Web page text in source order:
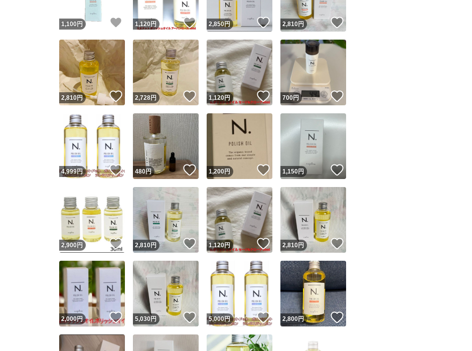
安心取引出品者 Yahoo!フリマの基準をクリアした安心・安全なユーザーです
取引実績
取引実績◯+ このユーザーはYahoo!フリマの取引を完了させた実績があります
他フリマ実績◯+ このユーザーは他フリマサービスでの取引実績があります
スピード&安心発送
※このバッジは実績に基づく表示であり、発送を保証しているものではありません
スピード＆安心発送
このユーザーは高頻度で24時間以内＆設定した発送日数内に発送してい
スピード発送 このユーザーは高頻度で24時間以内に発送しています
安心発送 このユーザーは設定した発送日数内に発送しています
商品画像の 無断転載は禁止されています
コピーは1商品につき1回です
出品ページへ
キャンセル
1,100 円 いいね！
1,120 円 いいね！
2,850円 いいね！
2,810円 いいね！
2,810円 いいね！
2,728円 いいね！
1,120円 いいね！
700円
4,999円 いいね！
480円 いいね！
1,200円 いいね！
1,150円 いいね！
2,900 円 いいね！
2,810円 いいね！
1,120円 いいね！
2,810円
2,000円 いいね！
5,030円 いいね！
5,000円 いいね！
2,800円 いいね！